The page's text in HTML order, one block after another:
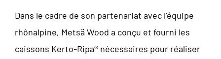
Dans le cadre de son partenariat avec l’équipe
rhônalpine, Metsä Wood a conçu et fourni les
caissons Kerto-Ripa® nécessaires pour réaliser